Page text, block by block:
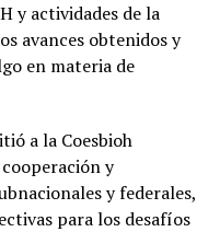
y actividades de la
avances obtenidos y
en materia de
a la Coesbioh
y
y federales,
para los desafíos